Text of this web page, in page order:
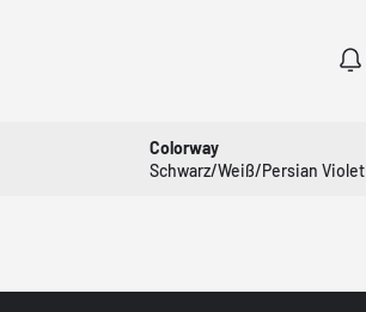
Colorway
Schwarz/Weiß/Persian Violet